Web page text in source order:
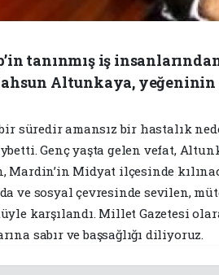
tanınmış iş
Altunkaya, yeğeninin
süredir amansız bir hastalık
Genç yaşta gelen vefat,
Mardin’in Midyat ilçesinde
ve sosyal çevresinde sevilen,
karşılandı. Millet Gazetesi
sabır ve başsağlığı diliyoruz.